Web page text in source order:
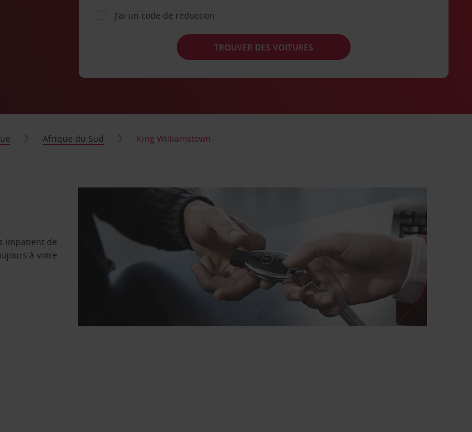
J’ai un code de réduction
TROUVER DES VOITURES
Afrique du Sud King Williamstown
impatient de
à votre